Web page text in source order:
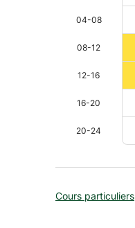
04-08
08-12
12-16
16-20
20-24
Cours particuliers